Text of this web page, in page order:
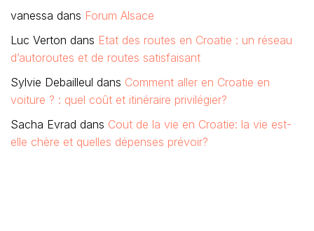
vanessa dans Forum Alsace
Luc Verton dans Etat des routes en Croatie : un réseau
d’autoroutes et de routes satisfaisant
Sylvie Debailleul dans Comment aller en Croatie en
voiture ? : quel coût et itinéraire privilégier?
Sacha Evrad dans Cout de la vie en Croatie: la vie est-
elle chère et quelles dépenses prévoir?